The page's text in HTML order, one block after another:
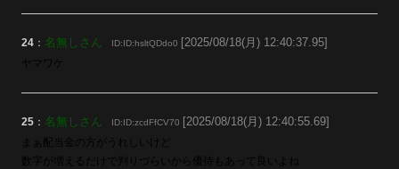
24 ： 名無しさん ID:ID:hsltQDdo0 [2025/08/18(月) 12:40:37.95]
ヤマワケ
25 ： 名無しさん ID:ID:zcdFfCV70 [2025/08/18(月) 12:40:55.69]
まぁ配当金の方がうれしいけど
数字が増えるだけで判りづらいから優待もあって良いよね